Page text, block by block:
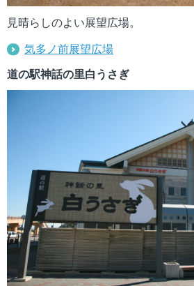
見晴らしのよい展望広場。
気多ノ前展望広場
道の駅神話の里白うさぎ